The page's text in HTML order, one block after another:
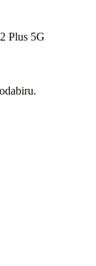
Plus 5G